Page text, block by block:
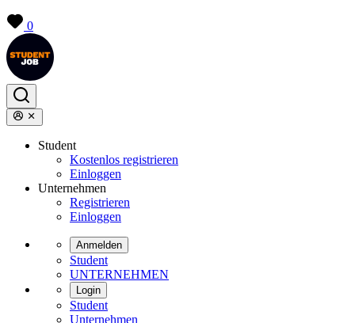
0
Student
Kostenlos registrieren
Einloggen
Unternehmen
Registrieren
Einloggen
Anmelden
Student
UNTERNEHMEN
Login
Student
Unternehmen